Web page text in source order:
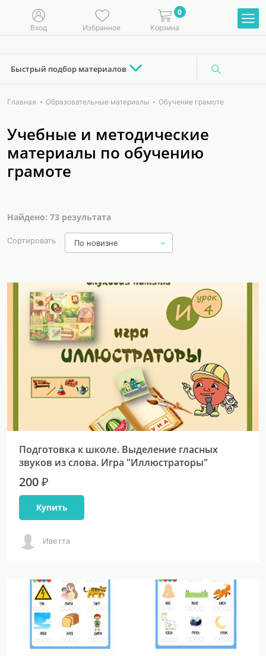
Вход Избранное
0
Корзина
Быстрый подбор материалов
Главная Образовательные материалы Обучение грамоте
Учебные и методические
материалы по обучению
грамоте
Найдено: 73 результата
Сортировать По новизне
Подготовка к школе. Выделение гласных
звуков из слова. Игра "Иллюстраторы"
200 ₽
Купить
Иветта